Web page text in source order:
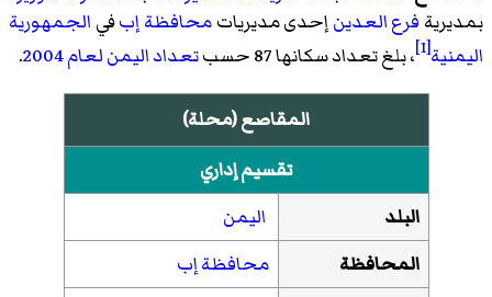
بمديرية فرع العدينإحدى مديرياتمحافظة إبفي الجمهورية
اليمنية[1] ، بلغ تعداد سكانها 87 حسب تعداد اليمن لعام 2004 .
المقاصع (محلة)
تقسيم إداري
البلد
اليمن
المحافظة
محافظة إب